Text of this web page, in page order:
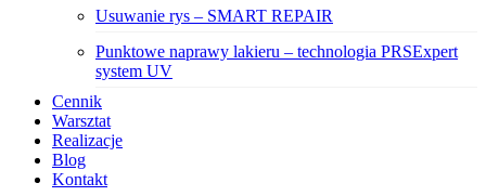
Usuwanie rys – SMART REPAIR
Punktowe naprawy lakieru – technologia PRSExpert
system UV
Cennik
Warsztat
Realizacje
Blog
Kontakt